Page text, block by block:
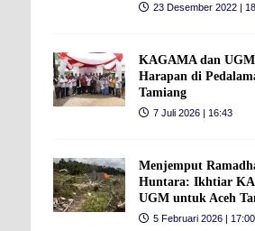
23 Desember 2022 |
KAGAMA dan
Harapan di
Tamiang
7 Juli 2026 | 16:43
Menjemput
Huntara: Ikhtiar
UGM untuk Aceh
5 Februari 2026 | 17:00